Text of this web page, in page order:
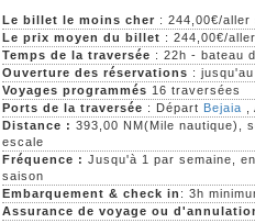
Le billet le moins cher : 244,00€/aller
Le prix moyen du billet : 244,00€/
Temps de la traversée : 22h - bateau
Ouverture des réservations :
Voyages programmés 16 traversées
Ports de la traversée : Départ Bejaia ,
Distance : 393,00 NM(Mile nautique),
escale
Fréquence : Jusqu'à 1 par semaine,
saison
Embarquement & check in : 3h
Assurance de voyage ou